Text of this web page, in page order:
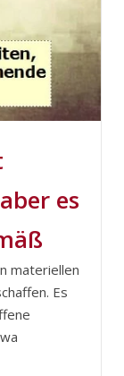
es
materiellen
Es